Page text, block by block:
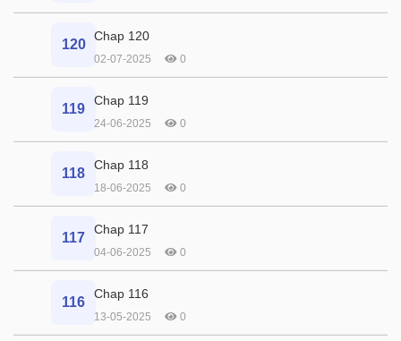
120
Chap 120
02-07-2025 0
119
Chap 119
24-06-2025 0
118
Chap 118
18-06-2025 0
117
Chap 117
04-06-2025 0
116
Chap 116
13-05-2025 0